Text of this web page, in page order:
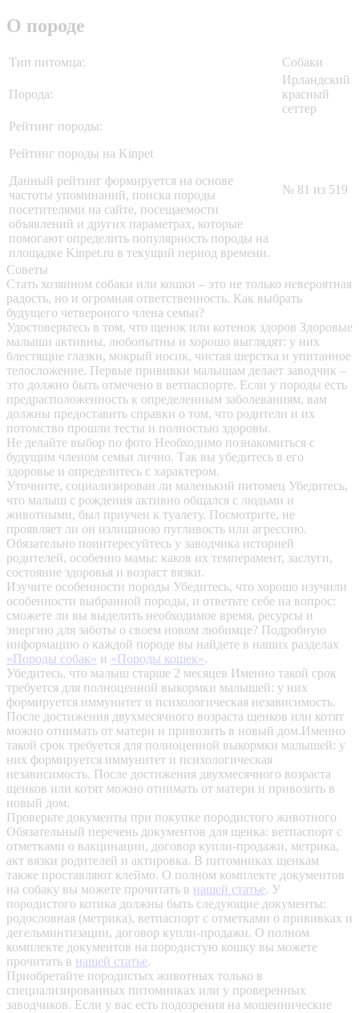
О породе
Тип питомца: Собаки
Порода:
Ирландский
красный
сеттер
Рейтинг породы:
Рейтинг породы на Kinpet
Данный рейтинг формируется на основе
частоты упоминаний, поиска породы
посетителями на сайте, посещаемости
объявлений и других параметрах, которые
помогают определить популярность породы на
площадке Kinpet.ru в текущий период времени.
№ 81 из 519
Советы
Стать хозяином собаки или кошки – это не только невероятная
радость, но и огромная ответственность. Как выбрать
будущего четвероного члена семьи?
Удостоверьтесь в том, что щенок или котенок здоров Здоровые
малыши активны, любопытны и хорошо выглядят: у них
блестящие глазки, мокрый носик, чистая шерстка и упитанное
телосложение. Первые прививки малышам делает заводчик –
это должно быть отмечено в ветпаспорте. Если у породы есть
предрасположенность к определенным заболеваниям, вам
должны предоставить справки о том, что родители и их
потомство прошли тесты и полностью здоровы.
Не делайте выбор по фото Необходимо познакомиться с
будущим членом семьи лично. Так вы убедитесь в его
здоровье и определитесь с характером.
Уточните, социализирован ли маленький питомец Убедитесь,
что малыш с рождения активно общался с людьми и
животными, был приучен к туалету. Посмотрите, не
проявляет ли он излишнюю пугливость или агрессию.
Обязательно поинтересуйтесь у заводчика историей
родителей, особенно мамы: каков их темперамент, заслуги,
состояние здоровья и возраст вязки.
Изучите особенности породы Убедитесь, что хорошо изучили
особенности выбранной породы, и ответьте себе на вопрос:
сможете ли вы выделить необходимое время, ресурсы и
энергию для заботы о своем новом любимце? Подробную
информацию о каждой породе вы найдете в наших разделах
«Породы собак» и «Породы кошек».
Убедитесь, что малыш старше 2 месяцев Именно такой срок
требуется для полноценной выкормки малышей: у них
формируется иммунитет и психологическая независимость.
После достижения двухмесячного возраста щенков или котят
можно отнимать от матери и привозить в новый дом.Именно
такой срок требуется для полноценной выкормки малышей: у
них формируется иммунитет и психологическая
независимость. После достижения двухмесячного возраста
щенков или котят можно отнимать от матери и привозить в
новый дом.
Проверьте документы при покупке породистого животного
Обязательный перечень документов для щенка: ветпаспорт с
отметками о вакцинации, договор купли-продажи, метрика,
акт вязки родителей и актировка. В питомниках щенкам
также проставляют клеймо. О полном комплекте документов
на собаку вы можете прочитать в нашей статье. У
породистого котика должны быть следующие документы:
родословная (метрика), ветпаспорт с отметками о прививках и
дегельминтизации, договор купли-продажи. О полном
комплекте документов на породистую кошку вы можете
прочитать в нашей статье.
Приобретайте породистых животных только в
специализированных питомниках или у проверенных
заводчиков. Если у вас есть подозрения на мошеннические